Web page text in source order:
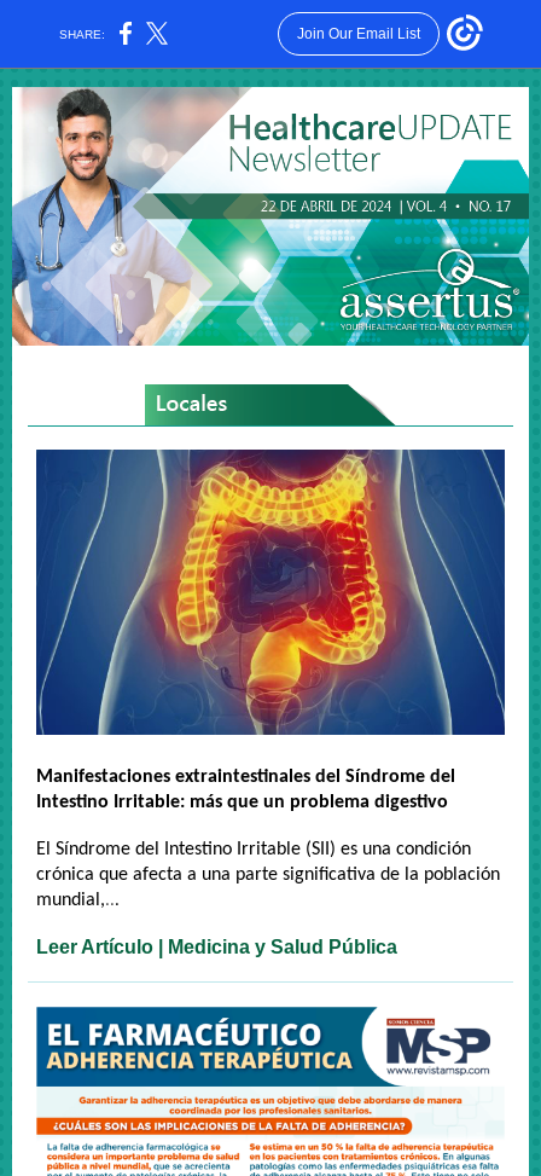
SHARE: Join Our Email List
Manifestaciones extraintestinales del Síndrome del
Intestino Irritable: más que un problema digestivo
El Síndrome del Intestino Irritable (SII) es una condición
crónica que afecta a una parte significativa de la población
mundial,...
Leer Artículo | Medicina y Salud Pública